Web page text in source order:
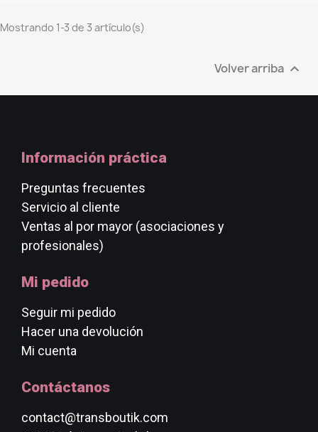
Mostrando 1-3 de 3 artículo(s)
Volver arriba 
Información práctica
Preguntas frecuentes
Servicio al cliente
Ventas al por mayor (asociaciones y
profesionales)
Mi pedido
Seguir mi pedido
Hacer una devolución
Mi cuenta
Contáctanos
contact@transboutik.com